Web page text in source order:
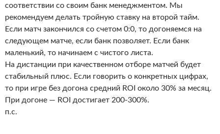
соответствии со своим банк менеджментом. Мы
рекомендуем делать тройную ставку на второй тайм.
Если матч закончился со счетом 0:0, то догоняемся на
следующем матче, если банк позволяет. Если банк
маленький, то начинаем с чистого листа.
На дистанции при качественном отборе матчей будет
стабильный плюс. Если говорить о конкретных цифрах,
то при игре без догона средний ROI около 30% за месяц.
При догоне — ROI достигает 200-300%.
п.с.